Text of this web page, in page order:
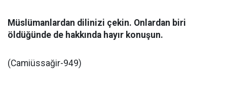
Müslümanlardan dilinizi çekin. Onlardan biri
öldüğünde de hakkında hayır konuşun.
(Camiüssağir-949)